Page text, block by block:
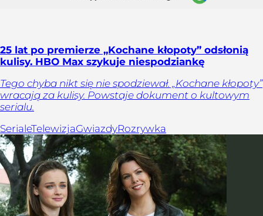
25 lat po premierze „Kochane kłopoty” odsłonią
kulisy. HBO Max szykuje niespodziankę
Tego chyba nikt się nie spodziewał. „Kochane kłopoty”
wracają za kulisy. Powstaje dokument o kultowym
serialu.
SerialeTelewizjaGwiazdyRozrywka